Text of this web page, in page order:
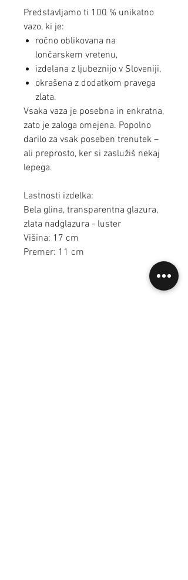
Predstavljamo ti 100 % unikatno
vazo, ki je:
ročno oblikovana na
lončarskem vretenu,
izdelana z ljubeznijo v Sloveniji,
okrašena z dodatkom pravega
zlata.
Vsaka vaza je posebna in enkratna,
zato je zaloga omejena. Popolno
darilo za vsak poseben trenutek –
ali preprosto, ker si zaslužiš nekaj
lepega.
Lastnosti izdelka:
Bela glina, transparentna glazura,
zlata nadglazura - luster
Višina: 17 cm
Premer: 11 cm